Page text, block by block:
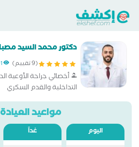
دكتور محمد السيد
(9 تقييم)
أخصائي جراحة الأوعية
التداخلية والقدم السكري
مواعيد العيادة
اليوم غداً